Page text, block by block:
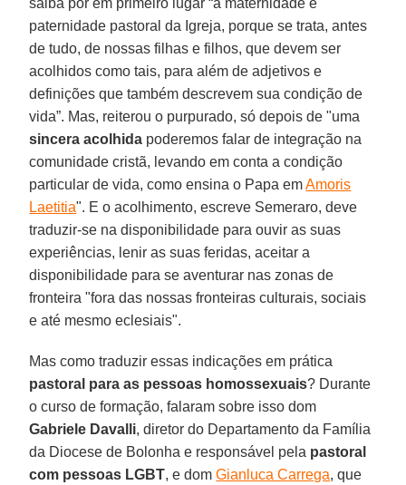
paternidade pastoral da Igreja, porque se trata, antes
de tudo, de nossas filhas e filhos, que devem ser
acolhidos como tais, para além de adjetivos e
definições que também descrevem sua condição de
vida”. Mas, reiterou o purpurado, só depois de "uma
sincera acolhida poderemos falar de integração na
comunidade cristã, levando em conta a condição
particular de vida, como ensina o Papa emAmoris
Laetitia". E o acolhimento, escreve Semeraro, deve
traduzir-se na disponibilidade para ouvir as suas
experiências, lenir as suas feridas, aceitar a
disponibilidade para se aventurar nas zonas de
fronteira "fora das nossas fronteiras culturais, sociais
e até mesmo eclesiais".
Mas como traduzir essas indicações em prática
pastoral para as pessoas homossexuais? Durante
o curso de formação, falaram sobre isso dom
Gabriele Davalli, diretor do Departamento da Família
da Diocese de Bolonha e responsável pela pastoral
com pessoas LGBT, e domGianluca Carrega, que